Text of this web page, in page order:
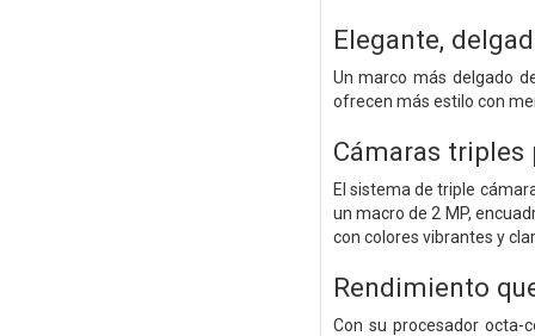
Elegante,
Un marco más delgado
ofrecen más estilo con
Cámaras
El sistema de triple
un macro de 2 MP,
con colores vibrantes y
Rendimiento
Con su procesador octa-